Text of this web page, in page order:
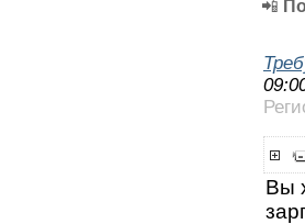
📲
Вы